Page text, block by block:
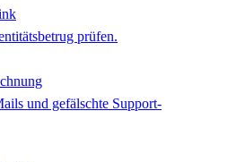
prüfen.
und gefälschte Support-